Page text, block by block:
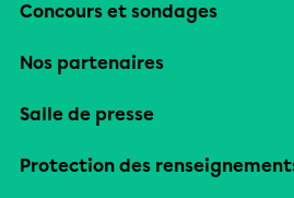
Concours et sondages
Nos partenaires
Salle de presse
Protection des